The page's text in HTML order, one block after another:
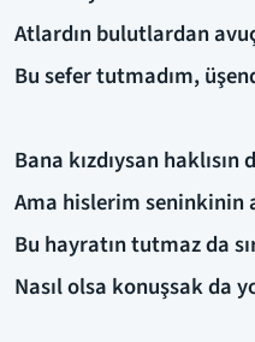
Atlardın bulutlardan
Bu sefer tutmadım,
Bana kızdıysan haklısın
Ama hislerim seninkinin
Bu hayratın tutmaz da
Nasıl olsa konuşsak da